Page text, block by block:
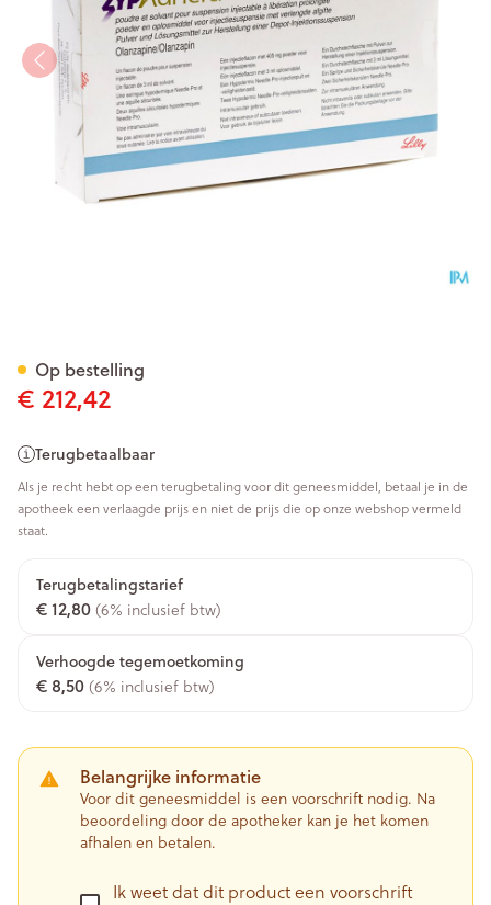
€ 212,42
Terugbetaalbaar
Als je recht hebt op een terugbetaling voor dit geneesmiddel, betaal je in de
apotheek een verlaagde prijs en niet de prijs die op onze webshop vermeld
staat.
Terugbetalingstarief
€ 12,80(6% inclusief btw)
Verhoogde tegemoetkoming
€ 8,50(6% inclusief btw)
Belangrijke informatie
Voor dit geneesmiddel is een voorschrift nodig. Na
beoordeling door de apotheker kan je het komen
afhalen en betalen.
Ik weet dat dit product een voorschrift
Op bestelling